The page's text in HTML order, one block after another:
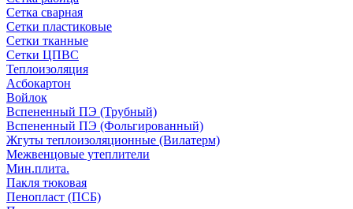
Сетка сварная
Сетки пластиковые
Сетки тканные
Сетки ЦПВС
Теплоизоляция
Асбокартон
Войлок
Вспененный ПЭ (Трубный)
Вспененный ПЭ (Фольгированный)
Жгуты теплоизоляционные (Вилатерм)
Межвенцовые утеплители
Мин.плита.
Пакля тюковая
Пенопласт (ПСБ)